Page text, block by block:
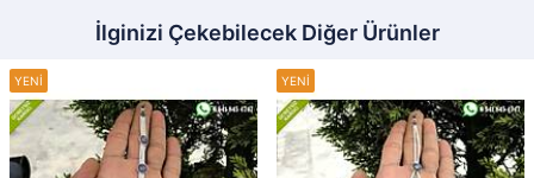
İlginizi Çekebilecek Diğer Ürünler